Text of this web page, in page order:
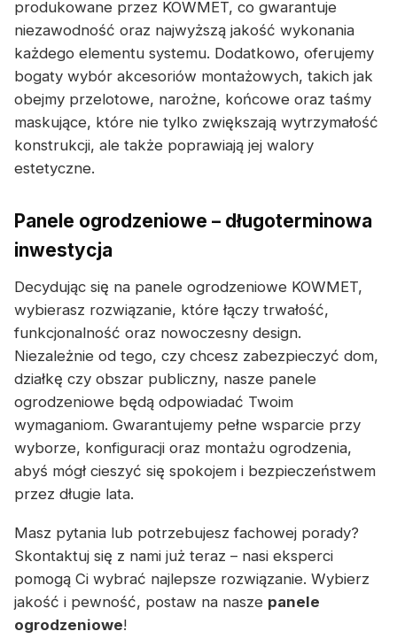
produkowane przez KOWMET, co gwarantuje
niezawodność oraz najwyższą jakość wykonania
każdego elementu systemu. Dodatkowo, oferujemy
bogaty wybór akcesoriów montażowych, takich jak
obejmy przelotowe, narożne, końcowe oraz taśmy
maskujące, które nie tylko zwiększają wytrzymałość
konstrukcji, ale także poprawiają jej walory
estetyczne.
Panele ogrodzeniowe – długoterminowa
inwestycja
Decydując się na panele ogrodzeniowe KOWMET,
wybierasz rozwiązanie, które łączy trwałość,
funkcjonalność oraz nowoczesny design.
Niezależnie od tego, czy chcesz zabezpieczyć dom,
działkę czy obszar publiczny, nasze panele
ogrodzeniowe będą odpowiadać Twoim
wymaganiom. Gwarantujemy pełne wsparcie przy
wyborze, konfiguracji oraz montażu ogrodzenia,
abyś mógł cieszyć się spokojem i bezpieczeństwem
przez długie lata.
Masz pytania lub potrzebujesz fachowej porady?
Skontaktuj się z nami już teraz – nasi eksperci
pomogą Ci wybrać najlepsze rozwiązanie. Wybierz
jakość i pewność, postaw na nasze panele
ogrodzeniowe!